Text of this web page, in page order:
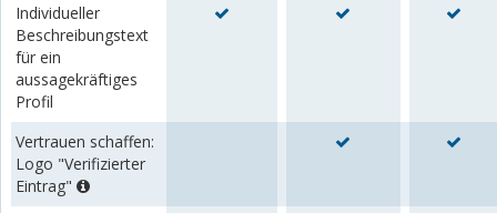
Individueller
Beschreibungstext
für ein
aussagekräftiges
Profil
Vertrauen schaffen:
Logo "Verifizierter
Eintrag"